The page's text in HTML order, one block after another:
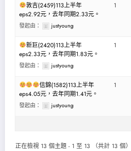
敦吉(2459)113上半年
eps2.92元，去年同期2.33元。
發起由： justyoung
1
新巨(2420)113上半年
eps2.33元，去年同期1.83元。
發起由： justyoung
1
信錦(1582)113上半年
eps4.05元，去年同期1.41元。
發起由： justyoung
1
正在檢視 13 個主題 - 1 至 13 （共計 13 個）